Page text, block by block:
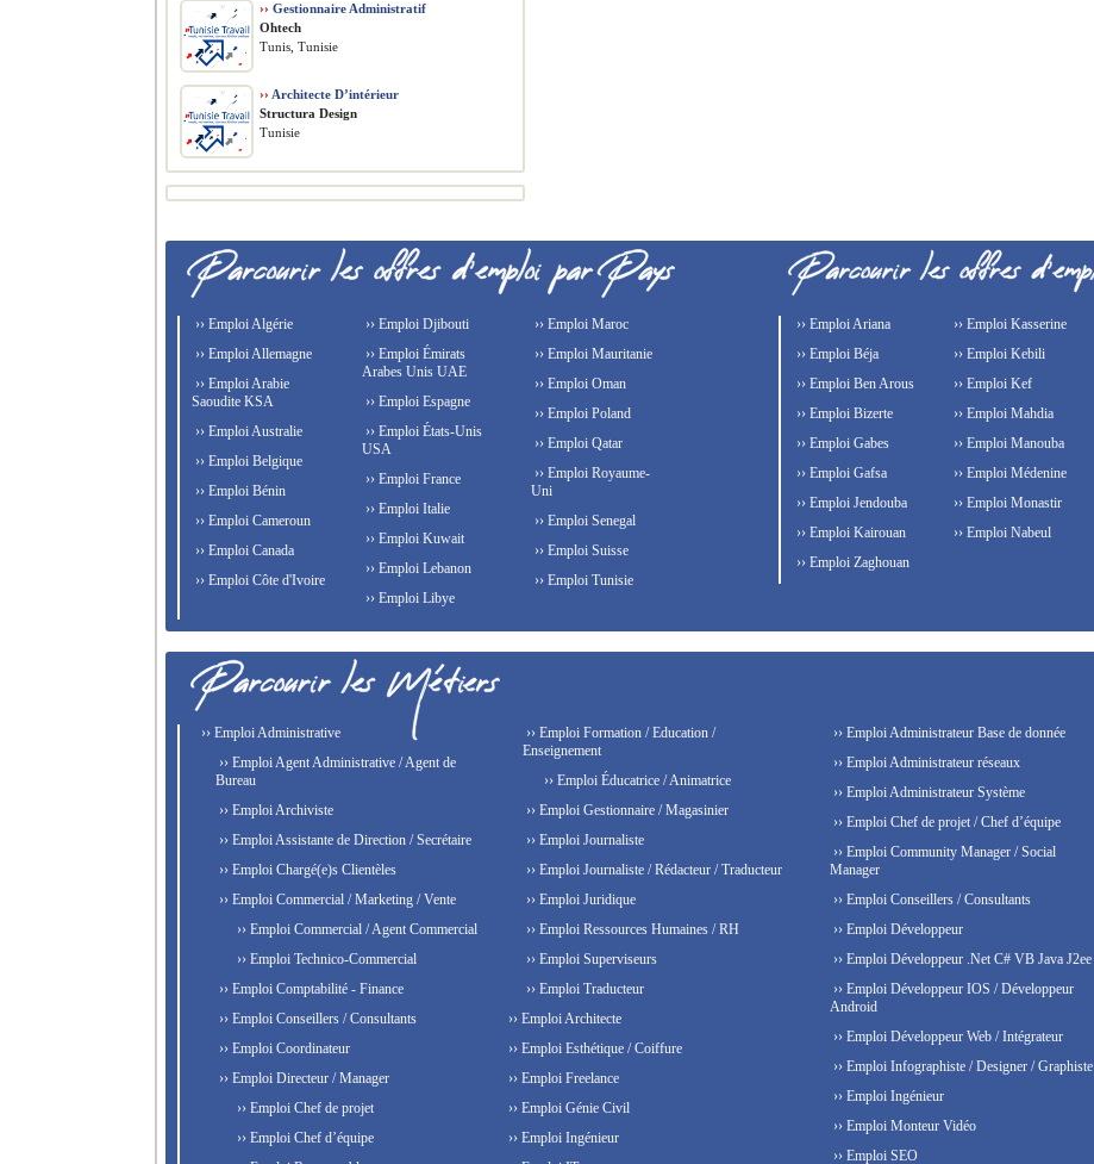
›› Gestionnaire Administratif
Ohtech
Tunis, Tunisie
›› Architecte D’intérieur
Structura Design
Tunisie
›› Emploi Algérie
›› Emploi Allemagne
›› Emploi Arabie
Saoudite KSA
›› Emploi Australie
›› Emploi Belgique
›› Emploi Bénin
›› Emploi Cameroun
›› Emploi Canada
›› Emploi Côte d'Ivoire
›› Emploi Djibouti
›› Emploi Émirats
Arabes Unis UAE
›› Emploi Espagne
›› Emploi États-Unis
USA
›› Emploi France
›› Emploi Italie
›› Emploi Kuwait
›› Emploi Lebanon
›› Emploi Libye
›› Emploi Maroc
›› Emploi Mauritanie
›› Emploi Oman
›› Emploi Poland
›› Emploi Qatar
›› Emploi Royaume-
Uni
›› Emploi Senegal
›› Emploi Suisse
›› Emploi Tunisie
›› Emploi Ariana
›› Emploi Béja
›› Emploi Ben Arous
›› Emploi Bizerte
›› Emploi Gabes
›› Emploi Gafsa
›› Emploi Jendouba
›› Emploi Kairouan
›› Emploi Kasserine
›› Emploi Kebili
›› Emploi Kef
›› Emploi Mahdia
›› Emploi Manouba
›› Emploi Médenine
›› Emploi Monastir
›› Emploi Nabeul
›› Emploi Zaghouan
›› Emploi Administrative
›› Emploi Agent Administrative / Agent de
Bureau
›› Emploi Archiviste
›› Emploi Assistante de Direction / Secrétaire
›› Emploi Chargé(e)s Clientèles
›› Emploi Commercial / Marketing / Vente
›› Emploi Commercial / Agent Commercial
›› Emploi Technico-Commercial
›› Emploi Comptabilité - Finance
›› Emploi Conseillers / Consultants
›› Emploi Coordinateur
›› Emploi Directeur / Manager
›› Emploi Chef de projet
›› Emploi Chef d’équipe
›› Emploi Formation / Education /
Enseignement
›› Emploi Éducatrice / Animatrice
›› Emploi Gestionnaire / Magasinier
›› Emploi Journaliste
›› Emploi Journaliste / Rédacteur / Traducteur
›› Emploi Juridique
›› Emploi Ressources Humaines / RH
›› Emploi Superviseurs
›› Emploi Traducteur
›› Emploi Architecte
›› Emploi Esthétique / Coiffure
›› Emploi Freelance
›› Emploi Génie Civil
›› Emploi Ingénieur
›› Emploi Administrateur Base de donnée
›› Emploi Administrateur réseaux
›› Emploi Administrateur Système
›› Emploi Chef de projet / Chef d’équipe
›› Emploi Community Manager / Social
Manager
›› Emploi Conseillers / Consultants
›› Emploi Développeur
›› Emploi Développeur .Net C# VB Java J2ee
›› Emploi Développeur IOS / Développeur
Android
›› Emploi Développeur Web / Intégrateur
›› Emploi Infographiste / Designer / Graphiste
›› Emploi Ingénieur
›› Emploi Monteur Vidéo
›› Emploi SEO